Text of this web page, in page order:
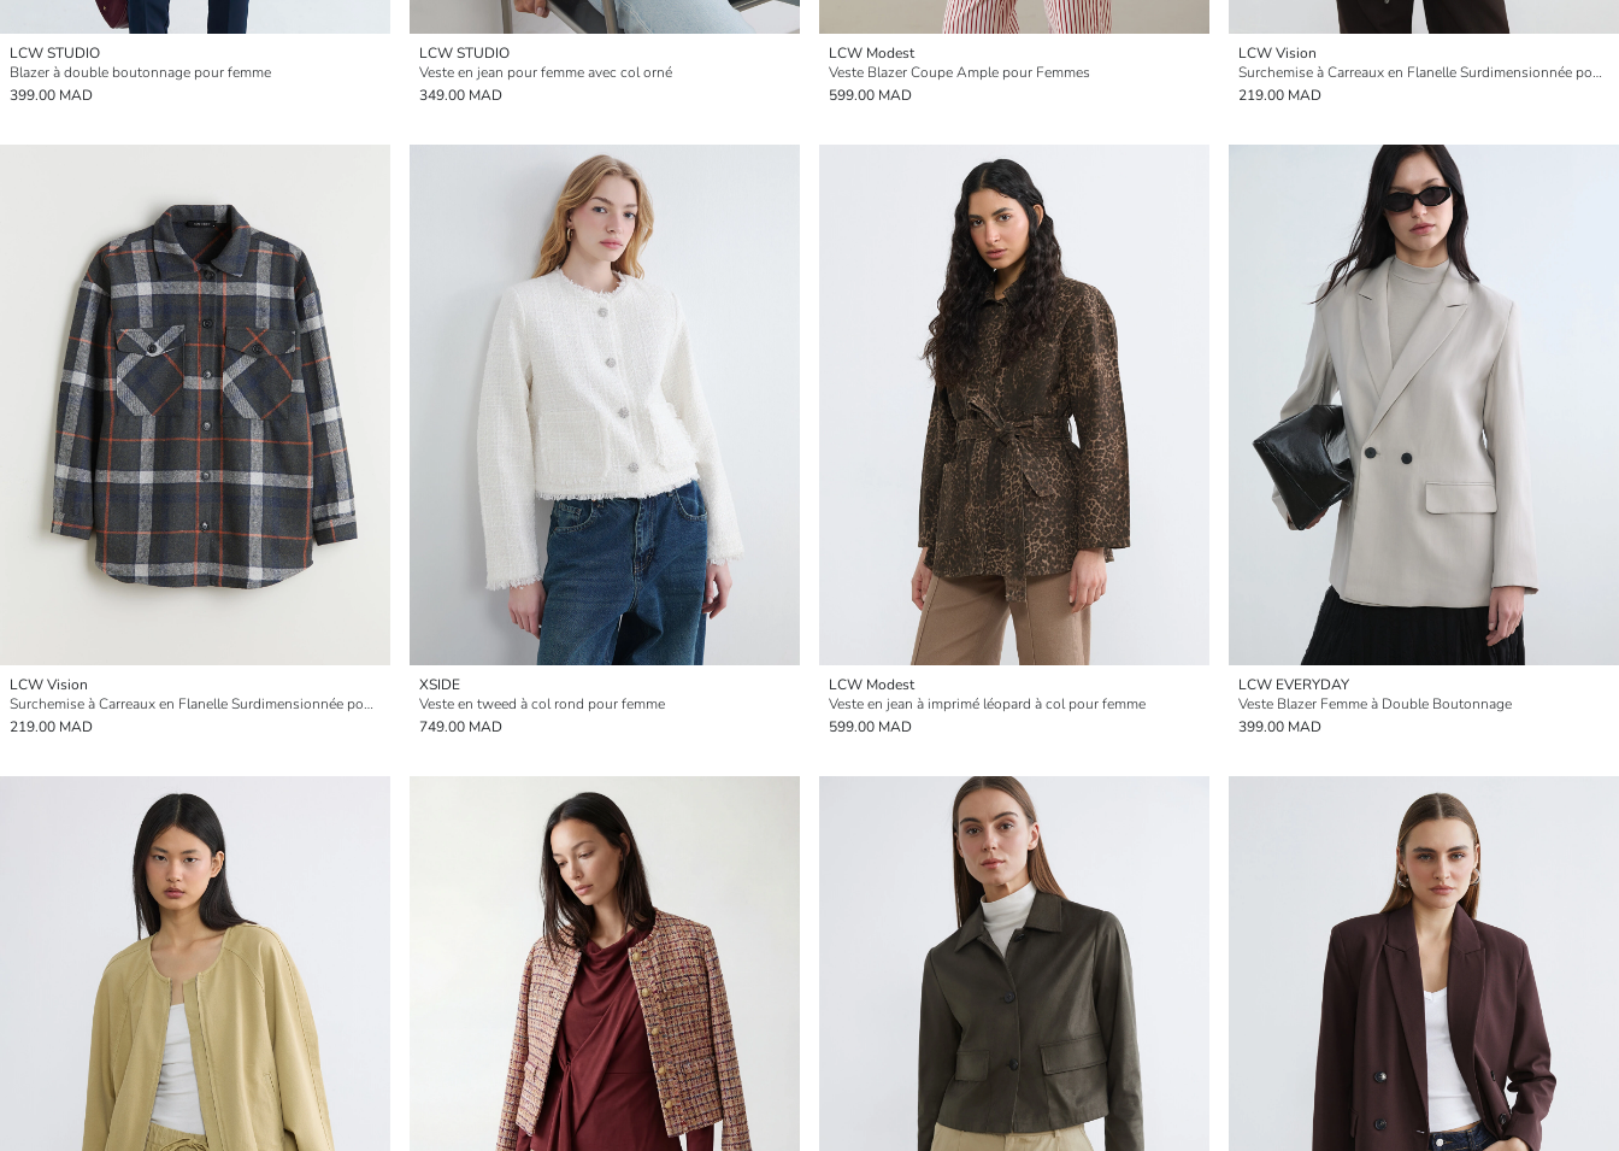
LCW STUDIO
Blazer à double boutonnage pour femme
399.00 MAD
LCW STUDIO
Veste en jean pour femme avec col orné
349.00 MAD
LCW Modest
Veste Blazer Coupe Ample pour Femmes
599.00 MAD
LCW Vision
Surchemise à Carreaux en Flanelle Surdimensionnée pour Femmes
219.00 MAD
LCW Vision
Surchemise à Carreaux en Flanelle Surdimensionnée pour Femmes
219.00 MAD
XSIDE
Veste en tweed à col rond pour femme
749.00 MAD
LCW Modest
Veste en jean à imprimé léopard à col pour femme
599.00 MAD
LCW EVERYDAY
Veste Blazer Femme à Double Boutonnage
399.00 MAD